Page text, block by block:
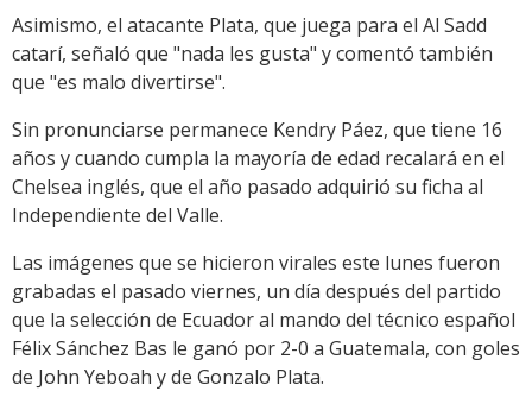
Asimismo, el atacante Plata, que juega para el Al Sadd
catarí, señaló que "nada les gusta" y comentó también
que "es malo divertirse".
Sin pronunciarse permanece Kendry Páez, que tiene 16
años y cuando cumpla la mayoría de edad recalará en el
Chelsea inglés, que el año pasado adquirió su ficha al
Independiente del Valle.
Las imágenes que se hicieron virales este lunes fueron
grabadas el pasado viernes, un día después del partido
que la selección de Ecuador al mando del técnico español
Félix Sánchez Bas le ganó por 2-0 a Guatemala, con goles
de John Yeboah y de Gonzalo Plata.